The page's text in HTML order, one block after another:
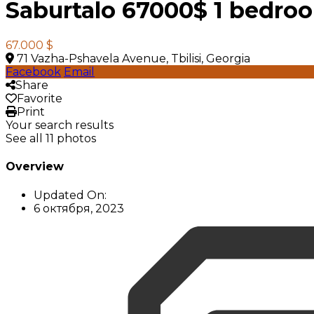
Saburtalo 67000$ 1
67.000 $
71 Vazha-Pshavela Avenue, Tbilisi, Georgia
Facebook Email
Share
Favorite
Print
Your search results
See all 11 photos
Overview
Updated On:
6 октября, 2023